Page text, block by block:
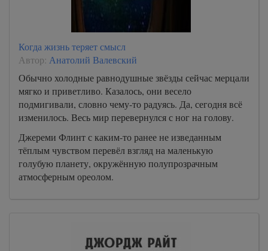
Когда жизнь теряет смысл
Автор: Анатолий Валевский
Обычно холодные равнодушные звёзды сейчас мерцали
мягко и приветливо. Казалось, они весело
подмигивали, словно чему-то радуясь. Да, сегодня всё
изменилось. Весь мир перевернулся с ног на голову.
Джереми Флинт с каким-то ранее не изведанным
тёплым чувством перевёл взгляд на маленькую
голубую планету, окружённую полупрозрачным
атмосферным ореолом.